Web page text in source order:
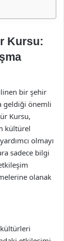
Kursu:
bir şehir
geldiği önemli
Kursu,
kültürel
olmayı
sadece bilgi
olanak
kültürleri